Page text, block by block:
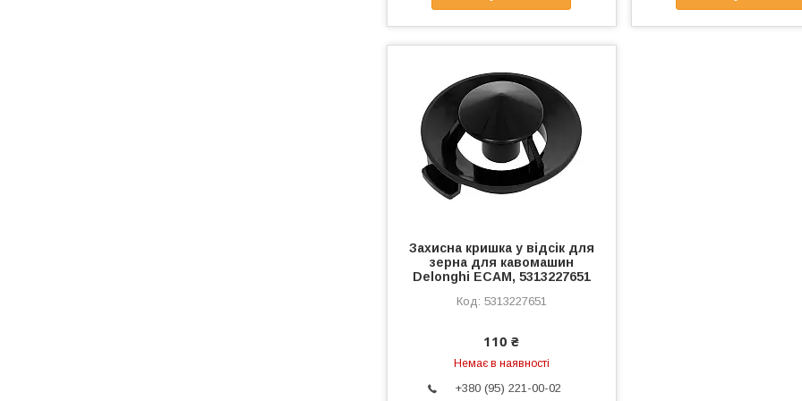
Захисна кришка у відсік для
зерна для кавомашин
Delonghi ECAM, 5313227651
5313227651
110 ₴
Немає в наявності
+380 (95) 221-00-02